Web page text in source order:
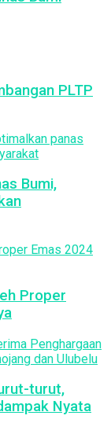
PLTP
Bumi,
Proper
turut,
Nyata